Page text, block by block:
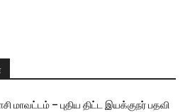
மாவட்டம் – புதிய திட்ட இயக்குநர் பதவி